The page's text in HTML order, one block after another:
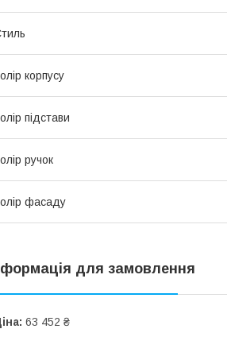
корпусу
підстави
ручок
фасаду
для замовлення
63 452 ₴